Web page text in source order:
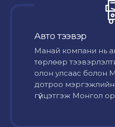
Авто тээвэр
Mанай компани нь
төрлөөр
олон улсаас болон
дотроо
гүйцэтгэж Монгол